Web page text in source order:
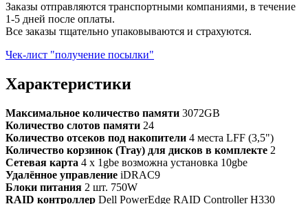
Заказы отправляются транспортными компаниями, в течение
1-5 дней после оплаты.
Все заказы тщательно упаковываются и страхуются.
Чек-лист "получение посылки"
Характеристики
Максимальное количество памяти 3072GB
Количество слотов памяти 24
Количество отсеков под накопители 4 места LFF (3,5")
Количество корзинок (Tray) для дисков в комплекте 2
Сетевая карта 4 x 1gbe возможна установка 10gbe
Удалённое управление iDRAC9
Блоки питания 2 шт. 750W
RAID контроллер Dell PowerEdge RAID Controller H330